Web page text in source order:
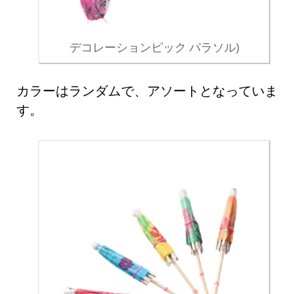
デコレーションピック パラソル)
カラーはランダムで、アソートとなっていま
す。